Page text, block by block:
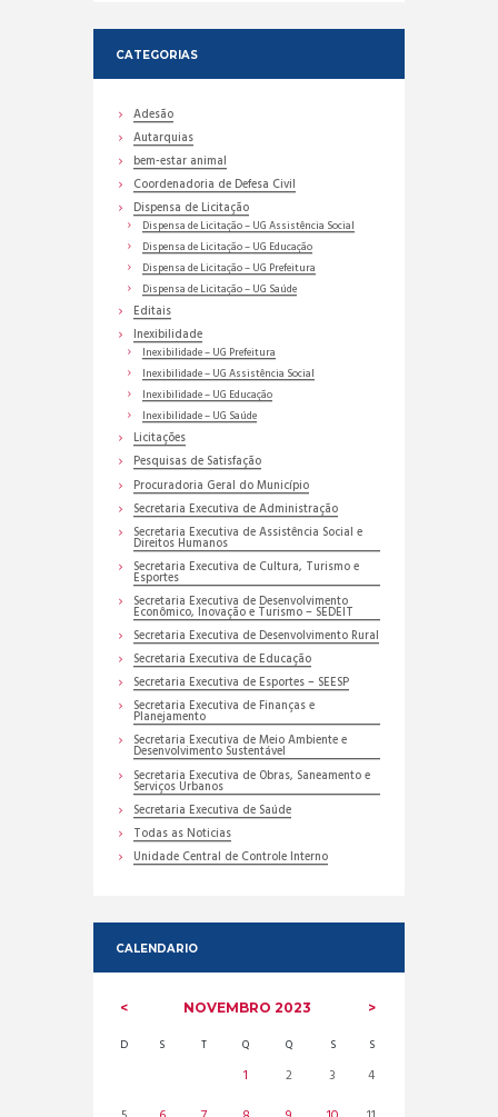
CATEGORIAS
Adesão
Autarquias
bem-estar animal
Coordenadoria de Defesa Civil
Dispensa de Licitação
Dispensa de Licitação – UG Assistência Social
Dispensa de Licitação – UG Educação
Dispensa de Licitação – UG Prefeitura
Dispensa de Licitação – UG Saúde
Editais
Inexibilidade
Inexibilidade – UG Prefeitura
Inexibilidade – UG Assistência Social
Inexibilidade – UG Educação
Inexibilidade – UG Saúde
Licitações
Pesquisas de Satisfação
Procuradoria Geral do Município
Secretaria Executiva de Administração
Secretaria Executiva de Assistência Social e
Direitos Humanos
Secretaria Executiva de Cultura, Turismo e
Esportes
Secretaria Executiva de Desenvolvimento
Econômico, Inovação e Turismo – SEDEIT
Secretaria Executiva de Desenvolvimento Rural
Secretaria Executiva de Educação
Secretaria Executiva de Esportes – SEESP
Secretaria Executiva de Finanças e
Planejamento
Secretaria Executiva de Meio Ambiente e
Desenvolvimento Sustentável
Secretaria Executiva de Obras, Saneamento e
Serviços Urbanos
Secretaria Executiva de Saúde
Todas as Noticias
Unidade Central de Controle Interno
CALENDARIO
NOVEMBRO2023
D S T Q Q S S
1 2 3
4